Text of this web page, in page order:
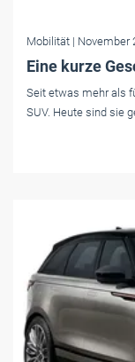
Mobilität | November
Eine kurze
Seit etwas mehr als
SUV. Heute sind sie